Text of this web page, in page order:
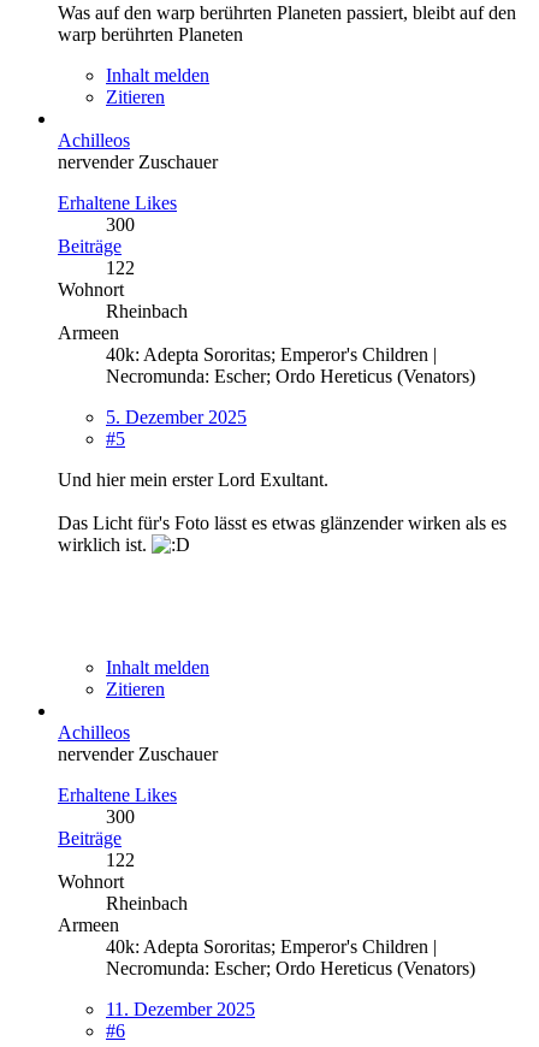
Was auf den warp berührten Planeten passiert, bleibt auf den
warp berührten Planeten
Inhalt melden
Zitieren
Achilleos
nervender Zuschauer
Erhaltene Likes
300
Beiträge
122
Wohnort
Rheinbach
Armeen
40k: Adepta Sororitas; Emperor's Children |
Necromunda: Escher; Ordo Hereticus (Venators)
5. Dezember 2025
#5
Und hier mein erster Lord Exultant.
Das Licht für's Foto lässt es etwas glänzender wirken als es
wirklich ist.
Inhalt melden
Zitieren
Achilleos
nervender Zuschauer
Erhaltene Likes
300
Beiträge
122
Wohnort
Rheinbach
Armeen
40k: Adepta Sororitas; Emperor's Children |
Necromunda: Escher; Ordo Hereticus (Venators)
11. Dezember 2025
#6